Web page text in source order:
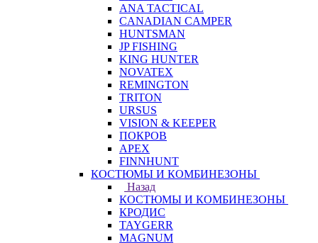
ANA TACTICAL
CANADIAN CAMPER
HUNTSMAN
JP FISHING
KING HUNTER
NOVATEX
REMINGTON
TRITON
URSUS
VISION & KEEPER
ПОКРОВ
APEX
FINNHUNT
КОСТЮМЫ И КОМБИНЕЗОНЫ
Назад
КОСТЮМЫ И КОМБИНЕЗОНЫ
КРОДИС
TAYGERR
MAGNUM